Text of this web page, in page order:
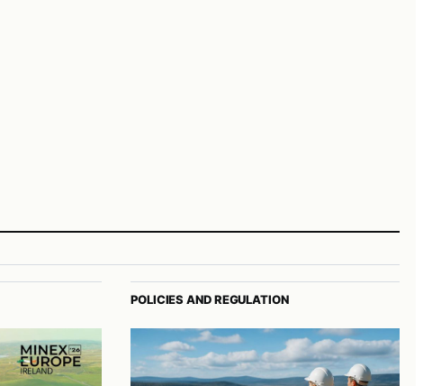
POLICIES AND REGULATION